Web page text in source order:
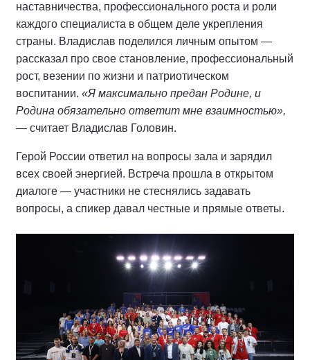
наставничества, профессионального роста и роли
каждого специалиста в общем деле укрепления
страны. Владислав поделился личным опытом —
рассказал про свое становление, профессиональный
рост, везении по жизни и патриотическом
воспитании. «Я максимально предан Родине, и
Родина обязательно ответит мне взаимностью»,
— считает Владислав Головин.
Герой России ответил на вопросы зала и зарядил
всех своей энергией. Встреча прошла в открытом
диалоге — участники не стеснялись задавать
вопросы, а спикер давал честные и прямые ответы.